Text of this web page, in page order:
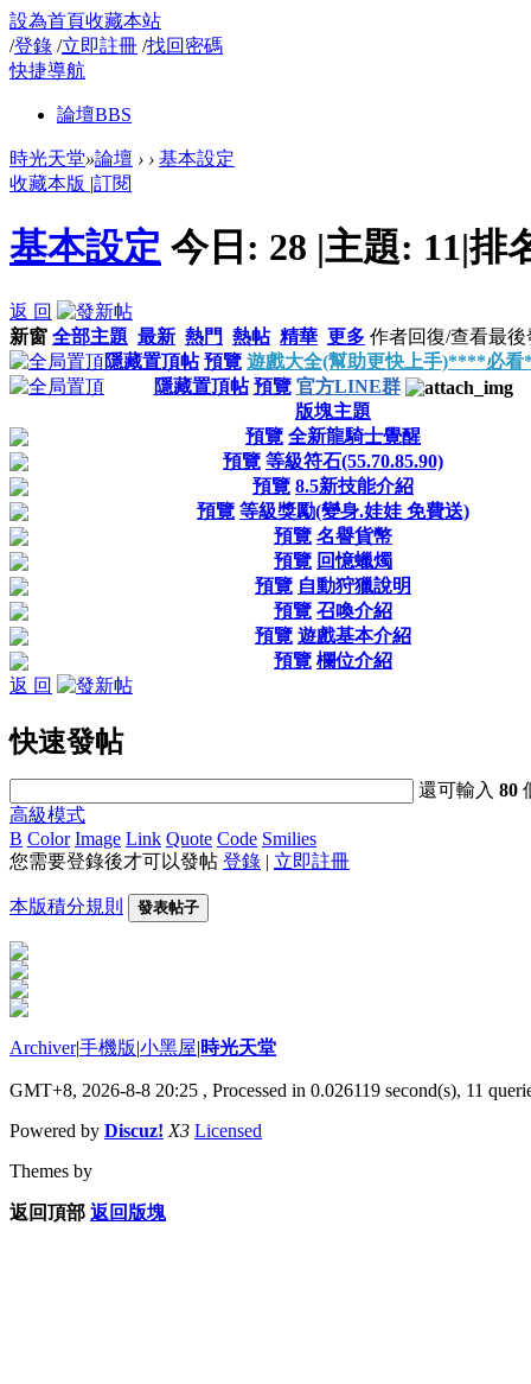
設為首頁收藏本站
/登錄 /立即註冊 /找回密碼
快捷導航
論壇BBS
時光天堂»論壇 › › 基本設定
收藏本版 |訂閱
基本設定 今日: 28 |主題: 11|排
返 回
新窗 全部主題 最新 熱門 熱帖 精華 更多 作者回復/查看最後
隱藏置頂帖 預覽 遊戲大全(幫助更快上手)****必
隱藏置頂帖 預覽 官方LINE群
版塊主題
預覽 全新龍騎士覺醒
預覽 等級符石(55.70.85.90)
預覽 8.5新技能介紹
預覽 等級獎勵(變身.娃娃 免費送)
預覽 名譽貨幣
預覽 回憶蠟燭
預覽 自動狩獵說明
預覽 召喚介紹
預覽 遊戲基本介紹
預覽 欄位介紹
返 回
快速發帖
還可輸入80
高級模式
B Color Image Link Quote Code Smilies
您需要登錄後才可以發帖 登錄 | 立即註冊
本版積分規則 發表帖子
Archiver|手機版|小黑屋|時光天堂
GMT+8, 2026-8-8 20:25 , Processed in 0.026119 second(s), 11
Powered by Discuz! X3 Licensed
Themes by
返回頂部 返回版塊